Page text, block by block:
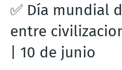
✅ Día mundial
entre
| 10 de junio